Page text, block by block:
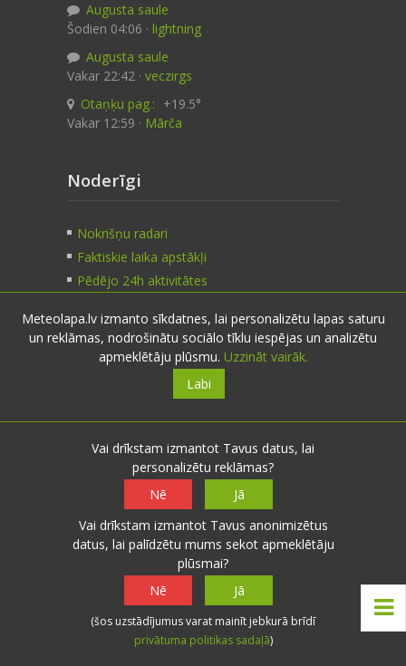
Augusta saule
Šodien 04:06 · lightning
Augusta saule
Vakar 22:42 · veczirgs
Otaņķu pag.: +19.5°
Vakar 12:59 · Mārča
Noderīgi
Nokrišņu radari
Faktiskie laika apstākļi
Pēdējo 24h aktivitātes
Noderīgas saites
E-pasts: info@meteolapa.lv
Seko mums
© 2026 meteolapa.lv. v2
Raksti· Galerijas· Radars·
Meteolapa.lv izmanto sīkdatnes, lai personalizētu lapas saturu
un reklāmas, nodrošinātu sociālo tīklu iespējas un analizētu
apmeklētāju plūsmu. Uzzināt vairāk.
Labi
Vai drīkstam izmantot Tavus datus, lai
personalizētu reklāmas?
Nē
Jā
Vai drīkstam izmantot Tavus anonimizētus
datus, lai palīdzētu mums sekot apmeklētāju
plūsmai?
Nē
Jā
(šos uzstādījumus varat mainīt jebkurā brīdī
privātuma politikas sadaļā)